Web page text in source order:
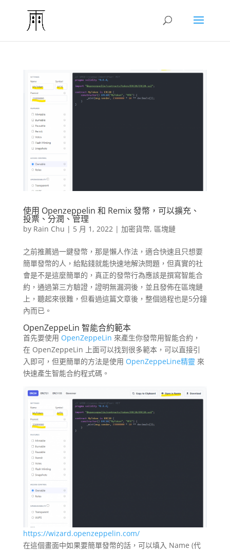
使用 Openzeppelin 和 Remix 發幣，可以擴充、
投票、分潤、管理
by Rain Chu | 5 月 1, 2022| 加密貨幣, 區塊鏈
之前推薦過一鍵發幣，那是懶人作法，適合快速且只想要
簡單發幣的人，給點錢就能快速地解決問題，但真實的社
會是不是這麼簡單的，真正的發幣行為應該是撰寫智能合
約，通過第三方驗證，證明無漏洞後，並且發佈在區塊鏈
上，聽起來很難，但看過這篇文章後，整個過程也是5分鐘
內而已。
OpenZeppeLin 智能合約範本
首先要使用 OpenZeppeLin 來產生你發幣用智能合約，
在 OpenZeppeLin 上面可以找到很多範本，可以直接引
入即可，但更簡單的方法是使用 OpenZeppeLine精靈 來
快速產生智能合約程式碼。
https://wizard.openzeppelin.com/
在這個畫面中如果要簡單發幣的話，可以填入 Name (代